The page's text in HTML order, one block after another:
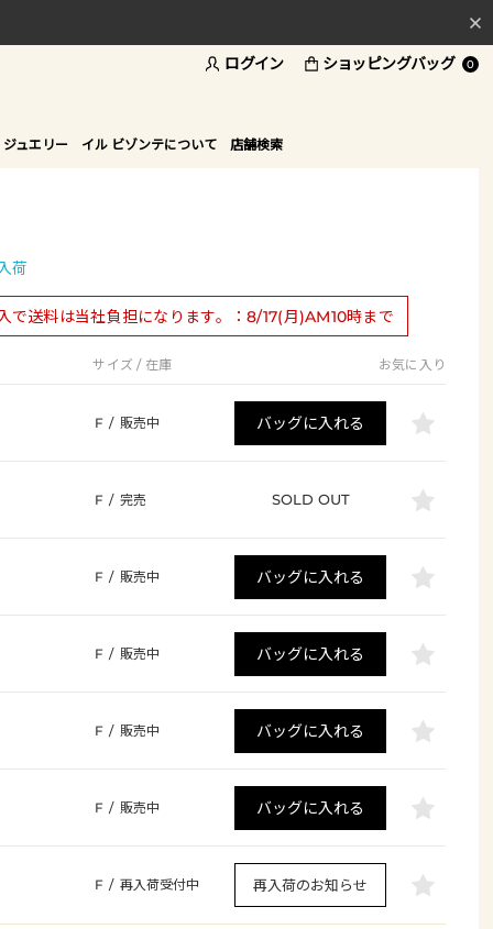
ログイン ショッピングバッグ 0
ュエリー イル ビゾンテについて 店舗検索
荷
で送料は当社負担になります。：8/17(月)AM10時まで
サイズ / 在庫 お気に入り
F / 販売中 バッグに入れる
F / 完売 SOLD OUT
F / 販売中 バッグに入れる
F / 販売中 バッグに入れる
F / 販売中 バッグに入れる
F / 販売中 バッグに入れる
F / 再入荷受付中 再入荷のお知らせ